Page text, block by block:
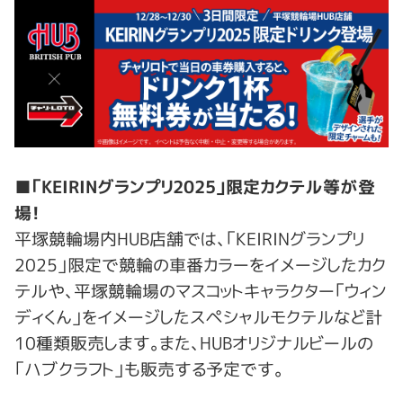
■「KEIRINグランプリ2025」限定カクテル等が登
場！
平塚競輪場内HUB店舗では、「KEIRINグランプリ
2025」限定で競輪の車番カラーをイメージしたカク
テルや、平塚競輪場のマスコットキャラクター「ウィン
ディくん」をイメージしたスペシャルモクテルなど計
10種類販売します。また、HUBオリジナルビールの
「ハブクラフト」も販売する予定です。